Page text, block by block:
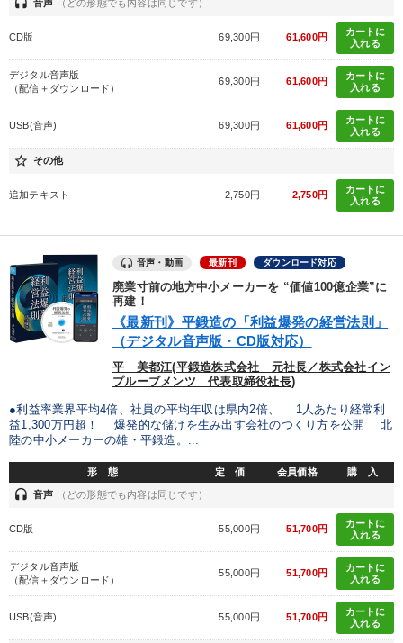
headset 音声 （どの形態でも内容は同じです）
CD版 69,300円 61,600円
カートに
入れる
デジタル音声版
（配信＋ダウンロード）
69,300円 61,600円
カートに
入れる
USB(音声) 69,300円 61,600円
カートに
入れる
star_border その他
追加テキスト 2,750円 2,750円
カートに
入れる
音声・動画 最新刊 ダウンロード対応
廃業寸前の地方中小メーカーを “価値100億企業”に
再建！
《最新刊》平鍛造の「利益爆発の経営法則」
（デジタル音声版・CD版対応）
平 美都江(平鍛造株式会社 元社長／株式会社イン
プルーブメンツ 代表取締役社長)
●利益率業界平均4倍、社員の平均年収は県内2倍、 1人あたり経常利
益1,300万円超！ 爆発的な儲けを生み出す会社のつくり方を公開 北
陸の中小メーカーの雄・平鍛造。...
形 態 定 価 会員価格 購 入
headset 音声 （どの形態でも内容は同じです）
CD版 55,000円 51,700円
カートに
入れる
デジタル音声版
（配信＋ダウンロード）
55,000円 51,700円
カートに
入れる
USB(音声) 55,000円 51,700円
カートに
入れる